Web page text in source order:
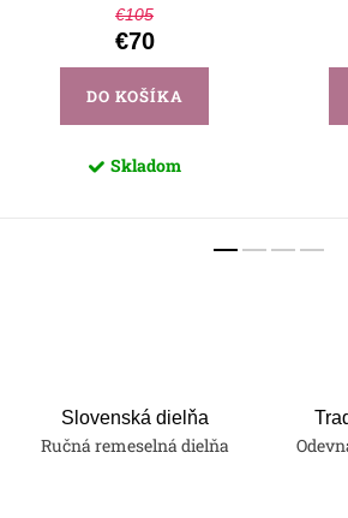
€105
€70
DO KOŠÍKA
Skladom
Slovenská dielňa
Ručná remeselná dielňa